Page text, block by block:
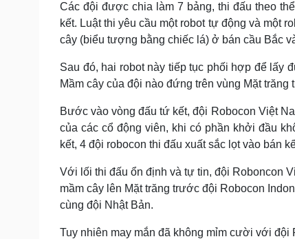
Các đội được chia làm 7 bảng, thi đấu theo
kết. Luật thi yêu cầu một robot tự động và một
cây (biểu tượng bằng chiếc lá) ở bán cầu Bắc
Sau đó, hai robot này tiếp tục phối hợp để lấy
Mầm cây của đội nào đứng trên vùng Mặt
Bước vào vòng đấu tứ kết, đội Robocon Việt
của các cổ động viên, khi có phần khởi đầu
kết, 4 đội robocon thi đấu xuất sắc lọt vào bán
Với lối thi đấu ổn định và tự tin, đội Roboncon
mầm cây lên Mặt trăng trước đội Robocon
cùng đội Nhật Bản.
Tuy nhiên may mắn đã không mỉm cười với đội